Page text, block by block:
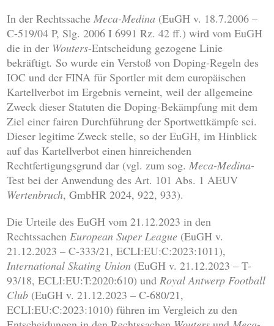
In der RechtssacheMeca-Medina (EuGH v. 18.7.2006 –
C-519/04 P, Slg. 2006 I 6991 Rz. 42 ff.) wird vom EuGH
die in der Wouters-Entscheidung gezogene Linie
bekräftigt. So wurde ein Verstoß von Doping-Regeln des
IOC und der FINA für Sportler mit dem europäischen
Kartellverbot im Ergebnis verneint, weil der allgemeine
Zweck dieser Statuten die Doping-Bekämpfung mit dem
Ziel einer fairen Durchführung der Sportwettkämpfe sei.
Dieser legitime Zweck stelle, so der EuGH, im Hinblick
auf das Kartellverbot einen hinreichenden
Rechtfertigungsgrund dar (vgl. zum sog.Meca-Medina-
Test bei der Anwendung des Art. 101 Abs. 1 AEUV
Wertenbruch, GmbHR 2024, 922, 933).
Die Urteile des EuGH vom 21.12.2023 in den
RechtssachenEuropean Super League (EuGH v.
21.12.2023 – C-333/21, ECLI:EU:C:2023:1011),
International Skating Union (EuGH v. 21.12.2023 – T-
93/18, ECLI:EU:T:2020:610) undRoyal Antwerp Football
Club (EuGH v. 21.12.2023 – C-680/21,
ECLI:EU:C:2023:1010) führen im Vergleich zu den